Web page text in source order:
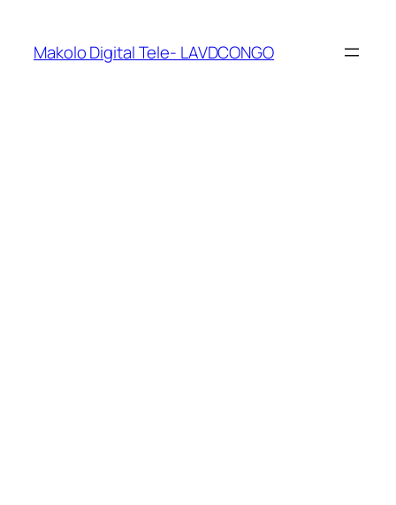
Makolo Digital Tele- LAVDCONGO